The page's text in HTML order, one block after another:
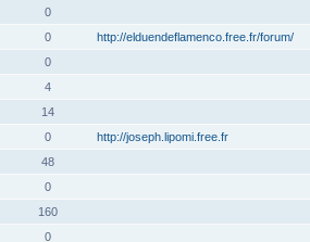
0
0 http://elduendeflamenco.free.fr/forum/
0
4
14
0 http://joseph.lipomi.free.fr
48
0
160
0